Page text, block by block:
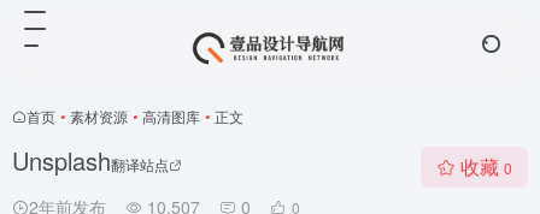
首页 • 素材资源 • 高清图库 • 正文
Unsplash翻译站点
2年前发布 10,507 0 0
收藏 0